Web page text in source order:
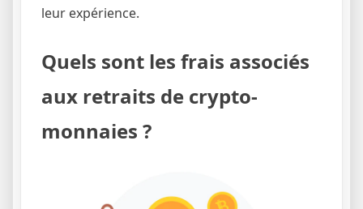
leur expérience.
Quels sont les frais associés
aux retraits de crypto-
monnaies ?